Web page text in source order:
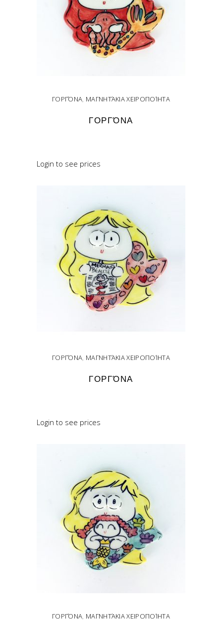
ΓΟΡΓΌΝΑ, ΜΑΓΝΗΤΆΚΙΑ ΧΕΙΡΟΠΟΊΗΤΑ
ΓΟΡΓΌΝΑ
Login to see prices
ΓΟΡΓΌΝΑ, ΜΑΓΝΗΤΆΚΙΑ ΧΕΙΡΟΠΟΊΗΤΑ
ΓΟΡΓΌΝΑ
Login to see prices
ΓΟΡΓΌΝΑ, ΜΑΓΝΗΤΆΚΙΑ ΧΕΙΡΟΠΟΊΗΤΑ